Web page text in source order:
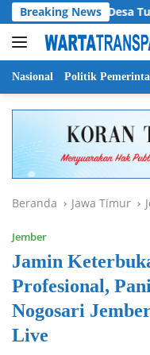
Langsung
ke
konten
Breaking News
Jalan Desa Tuntas
Nasional Politik
Beranda Jawa Timur
Jember
Jamin
Profesional,
Nogosari
Live